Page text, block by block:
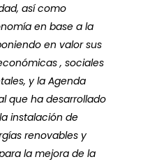
así como
en base a la
en valor sus
, sociales
y la Agenda
que ha desarrollado
instalación de
renovables y
la mejora de la